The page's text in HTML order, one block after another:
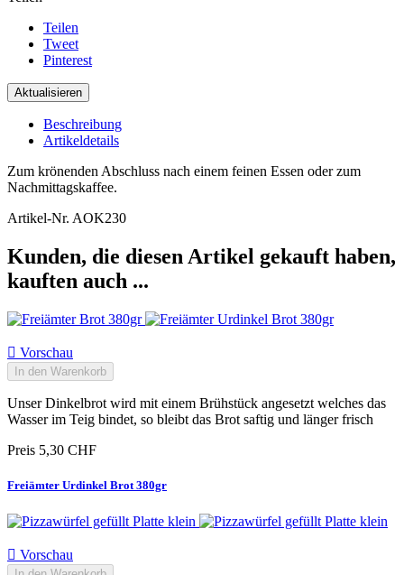
Teilen
Tweet
Pinterest
Beschreibung
Artikeldetails
Zum krönenden Abschluss nach einem feinen Essen oder zum
Nachmittagskaffee.
Artikel-Nr. AOK230
Kunden, die diesen Artikel gekauft haben,
kauften auch ...
 Vorschau
In den Warenkorb
Unser Dinkelbrot wird mit einem Brühstück angesetzt welches das
Wasser im Teig bindet, so bleibt das Brot saftig und länger frisch
Preis 5,30 CHF
Freiämter Urdinkel Brot 380gr
 Vorschau